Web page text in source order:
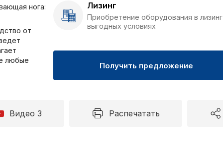
нога:
от
любые
Лизинг
Приобретение оборудования в
выгодных условиях
Получить предложение
Видео 3 Распечатать